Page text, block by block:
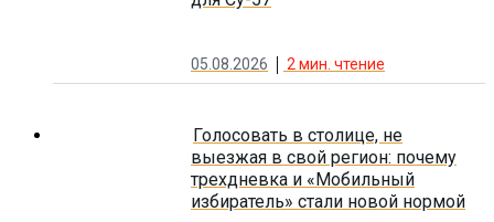
05.08.2026 2 мин. чтение
Голосовать в столице, не
выезжая в свой регион: почему
трехдневка и «Мобильный
избиратель» стали новой нормой